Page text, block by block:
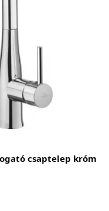
csaptelep króm